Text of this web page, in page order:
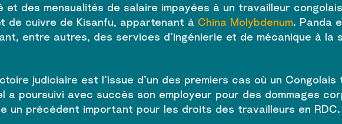
et des mensualités de salaire impayées à un travailleur
de cuivre de Kisanfu, appartenant à China Molybdenum. Panda
entre autres, des services d’ingénierie et de mécanique à la
judiciaire est l’issue d’un des premiers cas où un
a poursuivi avec succès son employeur pour des dommages
un précédent important pour les droits des travailleurs en RDC.